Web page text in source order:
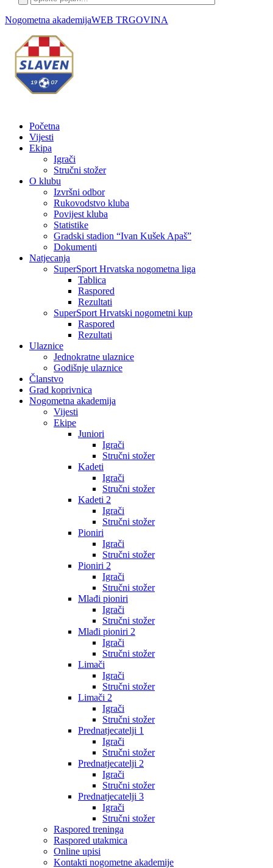
Nogometna akademijaWEB TRGOVINA
Početna
Vijesti
Ekipa
Igrači
Stručni stožer
O klubu
Izvršni odbor
Rukovodstvo kluba
Povijest kluba
Statistike
Gradski stadion “Ivan Kušek Apaš”
Dokumenti
Natjecanja
SuperSport Hrvatska nogometna liga
Tablica
Raspored
Rezultati
SuperSport Hrvatski nogometni kup
Raspored
Rezultati
Ulaznice
Jednokratne ulaznice
Godišnje ulaznice
Članstvo
Grad koprivnica
Nogometna akademija
Vijesti
Ekipe
Juniori
Igrači
Stručni stožer
Kadeti
Igrači
Stručni stožer
Kadeti 2
Igrači
Stručni stožer
Pioniri
Igrači
Stručni stožer
Pioniri 2
Igrači
Stručni stožer
Mlađi pioniri
Igrači
Stručni stožer
Mlađi pioniri 2
Igrači
Stručni stožer
Limači
Igrači
Stručni stožer
Limači 2
Igrači
Stručni stožer
Prednatjecatelji 1
Igrači
Stručni stožer
Prednatjecatelji 2
Igrači
Stručni stožer
Prednatjecatelji 3
Igrači
Stručni stožer
Raspored treninga
Raspored utakmica
Online upisi
Kontakti nogometne akademije